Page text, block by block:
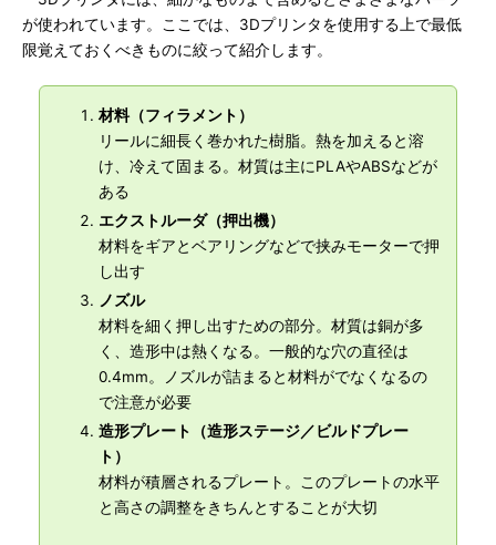
が使われています。ここでは、3Dプリンタを使用する上で最低
限覚えておくべきものに絞って紹介します。
材料（フィラメント）
リールに細長く巻かれた樹脂。熱を加えると溶
け、冷えて固まる。材質は主にPLAやABSなどが
ある
エクストルーダ（押出機）
材料をギアとベアリングなどで挟みモーターで押
し出す
ノズル
材料を細く押し出すための部分。材質は銅が多
く、造形中は熱くなる。一般的な穴の直径は
0.4mm。ノズルが詰まると材料がでなくなるの
で注意が必要
造形プレート（造形ステージ／ビルドプレー
ト）
材料が積層されるプレート。このプレートの水平
と高さの調整をきちんとすることが大切